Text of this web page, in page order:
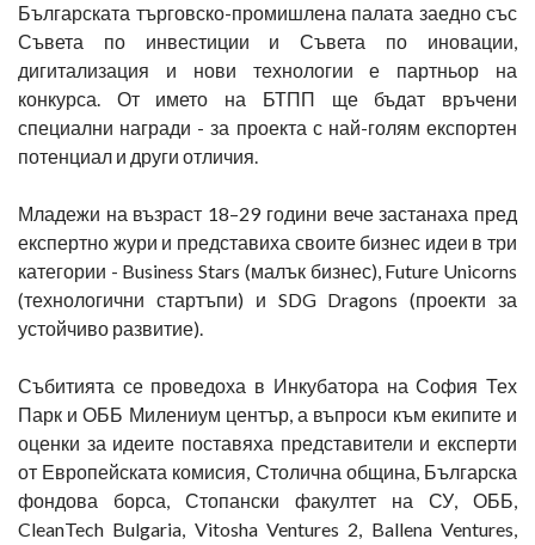
Българската търговско-промишлена палата заедно със
Съвета по инвестиции и Съвета по иновации,
дигитализация и нови технологии е партньор на
конкурса. От името на БТПП ще бъдат връчени
специални награди - за проекта с най-голям експортен
потенциал и други отличия.
Младежи на възраст 18–29 години вече застанаха пред
експертно жури и представиха своите бизнес идеи в три
категории - Business Stars (малък бизнес), Future Unicorns
(технологични стартъпи) и SDG Dragons (проекти за
устойчиво развитие).
Събитията се проведоха в Инкубатора на София Тех
Парк и ОББ Милениум център, а въпроси към екипите и
оценки за идеите поставяха представители и експерти
от Европейската комисия, Столична община, Българска
фондова борса, Стопански факултет на СУ, ОББ,
CleanTech Bulgaria, Vitosha Ventures 2, Ballena Ventures,